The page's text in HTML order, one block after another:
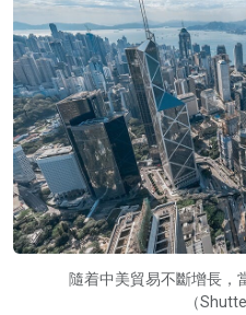
隨着中美貿易不斷增長，
（